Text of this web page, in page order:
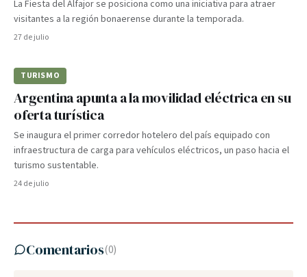
La Fiesta del Alfajor se posiciona como una iniciativa para atraer
visitantes a la región bonaerense durante la temporada.
27 de julio
TURISMO
Argentina apunta a la movilidad eléctrica en su
oferta turística
Se inaugura el primer corredor hotelero del país equipado con
infraestructura de carga para vehículos eléctricos, un paso hacia el
turismo sustentable.
24 de julio
Comentarios(0)